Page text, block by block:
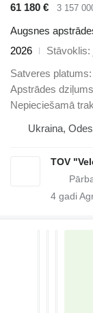
61 180 €
3 157
Augsnes
2026
Stāvoklis
Satveres platums
Apstrādes dziļums
Nepieciešamā
Ukraina,
TOV
4 gadi